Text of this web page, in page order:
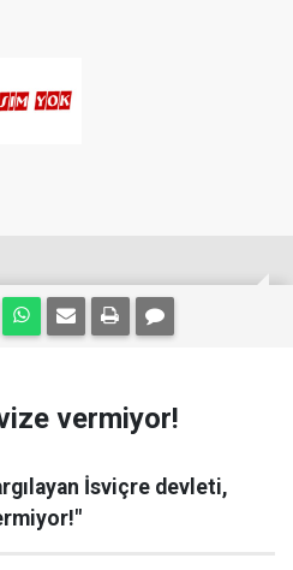
vermiyor!
İsviçre devleti,